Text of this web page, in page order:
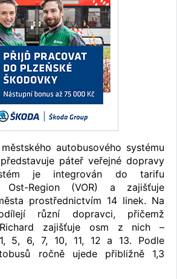
autobusového systému
páteř veřejné dopravy
je integrován do tarifu
Ost-Region (VOR) a zajišťuje
prostřednictvím 14 linek. Na
různí dopravci, přičemž
zajišťuje osm z nich –
5, 6, 7, 10, 11, 12 a 13. Podle
ročně ujede přibližně 1,3